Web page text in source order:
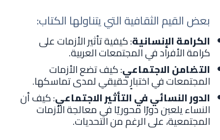
بعض القيم الثقافية التي يتناولها الكتاب:
الكرامة الإنسانية: كيفية تأثير الأزمات على
كرامة الأفراد في المجتمعات العربية.
التضامن الاجتماعي: كيف تضع الأزمات
المجتمعات في اختبارٍ حقيقي لمدى تماسكها.
الدور النسائي في التأثير الاجتماعي: كيف أن
النساء يلعبن دورًا محوريًا في معالجة الأزمات
المجتمعية، على الرغم من التحديات.